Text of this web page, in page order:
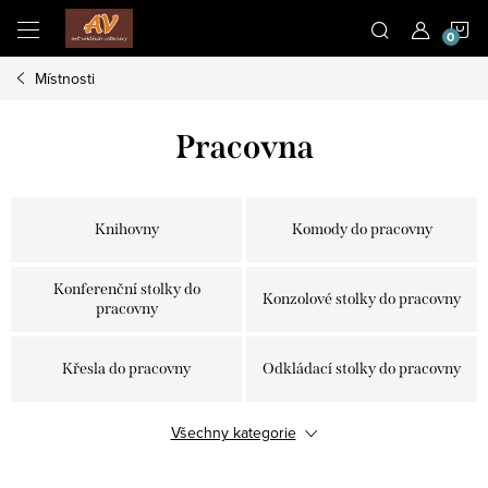
obsah
Místnosti
Pracovna
Knihovny Komody do pracovny
Konferenční stolky do
pracovny
Konzolové stolky do pracovny
Křesla do pracovny Odkládací stolky do pracovny
Police do pracovnyVšechny kategorie